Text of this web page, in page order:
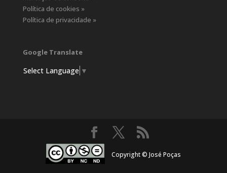
Política de cookies »
Política de privacidade »
Google Translate
Select Language ▼
Copyright © José Poças